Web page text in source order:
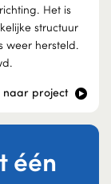
Het is
structuur
weer hersteld.
naar project
één